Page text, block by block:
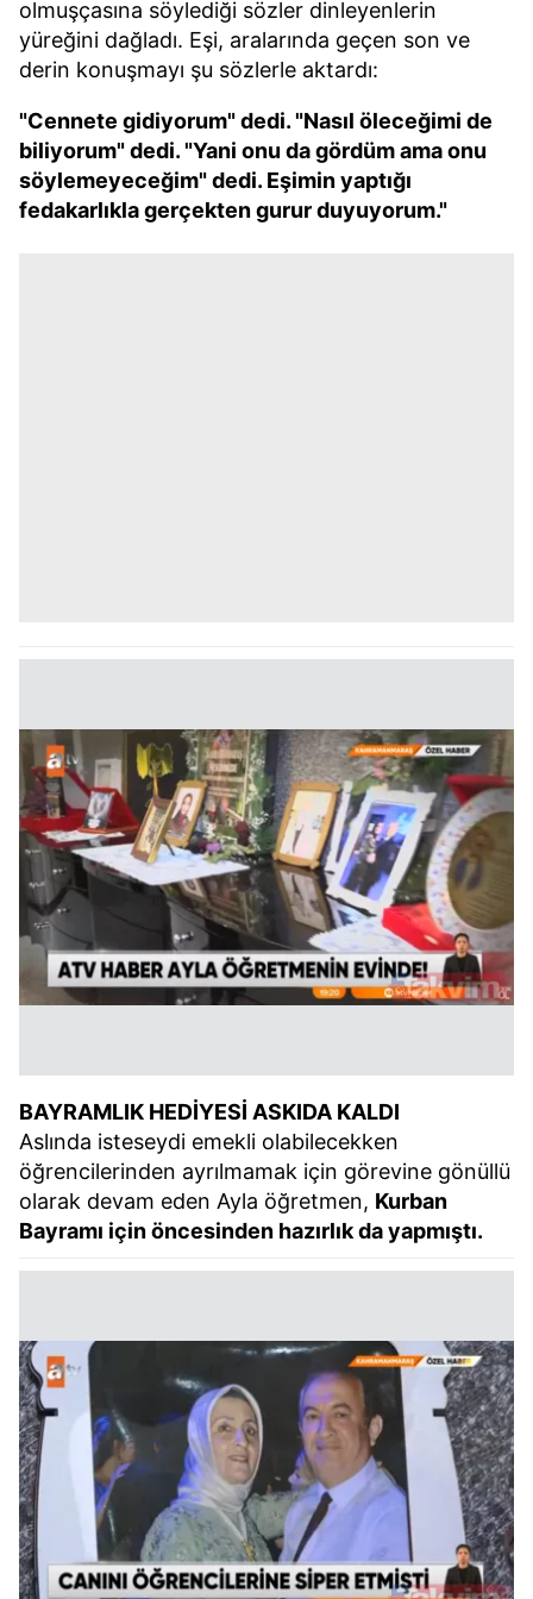
olmuşçasına söylediği sözler dinleyenlerin
yüreğini dağladı. Eşi, aralarında geçen son ve
derin konuşmayı şu sözlerle aktardı:
"Cennete gidiyorum" dedi. "Nasıl öleceğimi de
biliyorum" dedi. "Yani onu da gördüm ama onu
söylemeyeceğim" dedi. Eşimin yaptığı
fedakarlıkla gerçekten gurur duyuyorum."
BAYRAMLIK HEDİYESİ ASKIDA KALDI
Aslında isteseydi emekli olabilecekken
öğrencilerinden ayrılmamak için görevine gönüllü
olarak devam eden Ayla öğretmen, Kurban
Bayramı için öncesinden hazırlık da yapmıştı.